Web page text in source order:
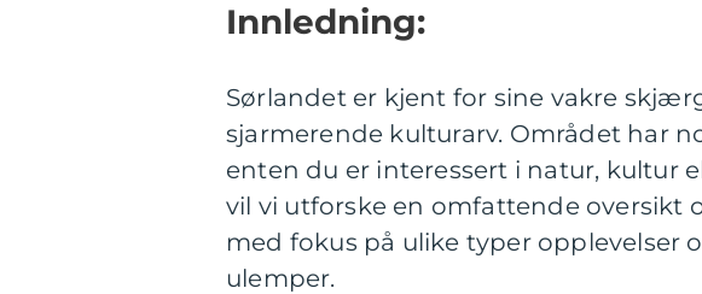
Innledning:
Sørlandet er kjent for sine vakre
sjarmerende kulturarv. Området har
enten du er interessert i natur, kultur
vil vi utforske en omfattende oversikt
med fokus på ulike typer opplevelser
ulemper.